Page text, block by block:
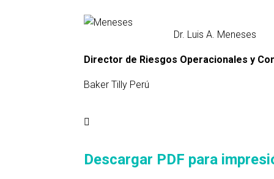
Dr. Luis A. Meneses
Director de Riesgos Operacionales y
Baker Tilly Perú
Descargar PDF para